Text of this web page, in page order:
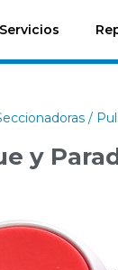
Servicios
/
y